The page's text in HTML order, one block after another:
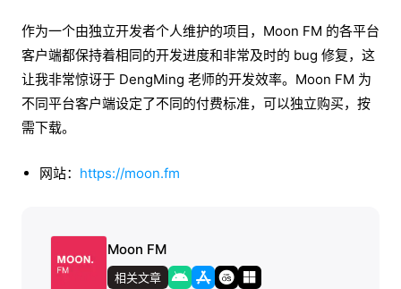
作为一个由独立开发者个人维护的项目，Moon FM 的各平台
客户端都保持着相同的开发进度和非常及时的 bug 修复，这
让我非常惊讶于 DengMing 老师的开发效率。Moon FM 为
不同平台客户端设定了不同的付费标准，可以独立购买，按
需下载。
网站： https://moon.fm
Moon FM
相关文章